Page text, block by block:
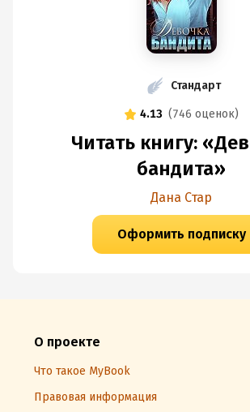
Стандарт
4.13 (746 оценок)
Читать книгу:
бандита»
Дана Стар
Оформить подписку
О проекте
Что такое MyBook
Правовая информация